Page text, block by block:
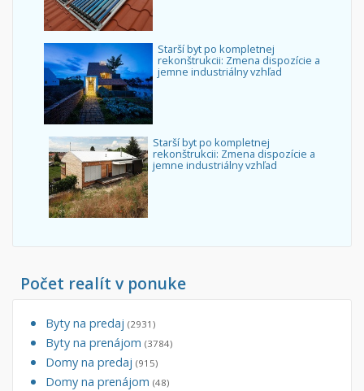
Starší byt po kompletnej
rekonštrukcii: Zmena dispozície a
jemne industriálny vzhľad
Starší byt po kompletnej
rekonštrukcii: Zmena dispozície a
jemne industriálny vzhľad
Počet realít v ponuke
Byty na predaj (2931)
Byty na prenájom (3784)
Domy na predaj (915)
Domy na prenájom (48)